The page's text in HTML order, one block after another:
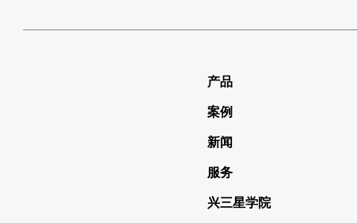
产品
案例
新闻
服务
兴三星学院